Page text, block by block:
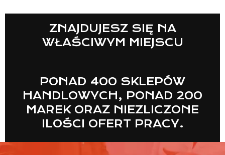
ZNAJDUJESZ SIĘ NA
WŁAŚCIWYM MIEJSCU
PONAD 400 SKLEPÓW
HANDLOWYCH, PONAD 200
MAREK ORAZ NIEZLICZONE
ILOŚCI OFERT PRACY.